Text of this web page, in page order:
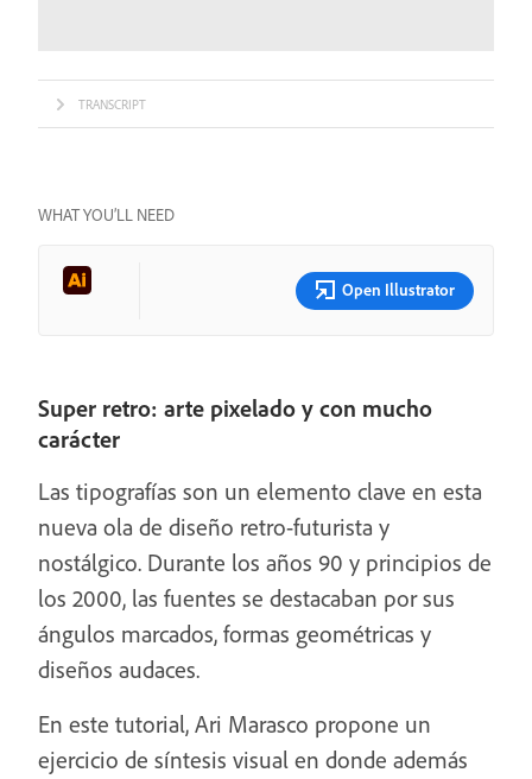
TRANSCRIPT
WHAT YOU’LL NEED
Open Illustrator
Super retro: arte pixelado y con mucho
carácter
Las tipografías son un elemento clave en esta
nueva ola de diseño retro-futurista y
nostálgico. Durante los años 90 y principios de
los 2000, las fuentes se destacaban por sus
ángulos marcados, formas geométricas y
diseños audaces.
En este tutorial, Ari Marasco propone un
ejercicio de síntesis visual en donde además